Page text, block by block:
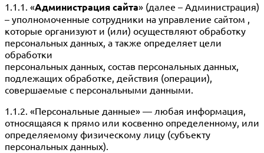
1.1.1. «Администрация сайта» (далее – Администрация)
– уполномоченные сотрудники на управление сайтом ,
которые организуют и (или) осуществляют обработку
персональных данных, а также определяет цели
обработки
персональных данных, состав персональных данных,
подлежащих обработке, действия (операции),
совершаемые с персональными данными.
1.1.2. «Персональные данные» — любая информация,
относящаяся к прямо или косвенно определенному, или
определяемому физическому лицу (субъекту
персональных данных).